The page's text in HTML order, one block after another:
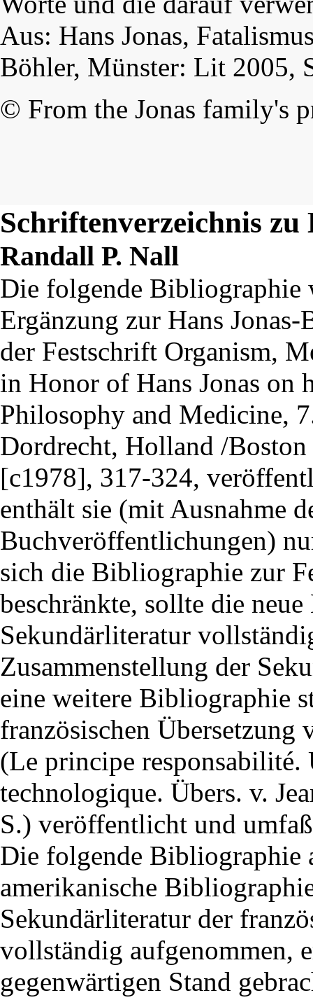
Aus: Hans Jonas,
Böhler, Münster: Lit 2005,
© From the Jonas family's
Schriftenverzeichnis zu
Randall P. Nall
Die folgende Bibliographie
Ergänzung zur Hans
der Festschrift Organism,
in Honor of Hans Jonas on
Philosophy and Medicine,
Dordrecht, Holland /
[c1978], 317-324,
enthält sie (mit Ausnahme
Buchveröffentlichungen)
sich die Bibliographie zur
beschränkte, sollte die
Sekundärliteratur
Zusammenstellung der
eine weitere Bibliographie
französischen
(Le principe
technologique. Übers. v.
S.) veröffentlicht und
Die folgende Bibliographie
amerikanische
Sekundärliteratur der
vollständig aufgenommen,
gegenwärtigen Stand